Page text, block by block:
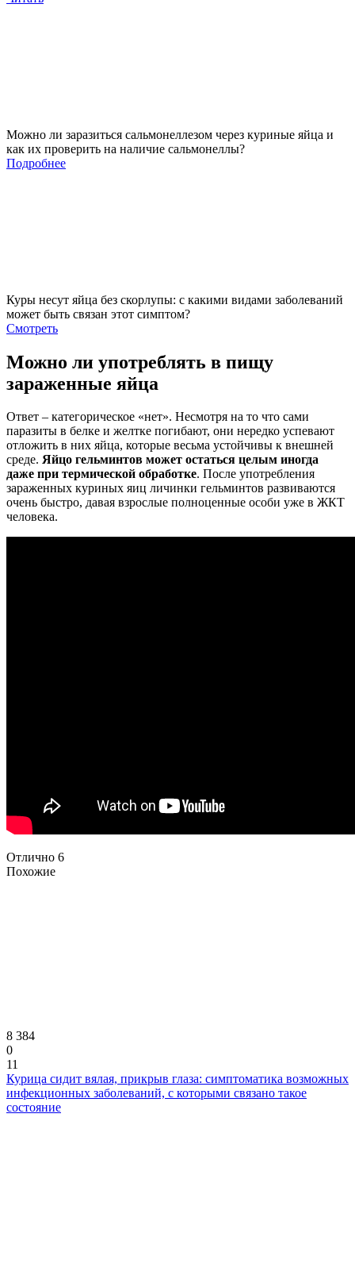
Можно ли заразиться сальмонеллезом через куриные яйца и
как их проверить на наличие сальмонеллы?
Подробнее
Куры несут яйца без скорлупы: с какими видами заболеваний
может быть связан этот симптом?
Смотреть
Можно ли употреблять в пищу
зараженные яйца
Ответ – категорическое «нет». Несмотря на то что сами
паразиты в белке и желтке погибают, они нередко успевают
отложить в них яйца, которые весьма устойчивы к внешней
среде. Яйцо гельминтов может остаться целым иногда
даже при термической обработке. После употребления
зараженных куриных яиц личинки гельминтов развиваются
очень быстро, давая взрослые полноценные особи уже в ЖКТ
человека.
Отлично 6
Похожие
8 384
0
11
Курица сидит вялая, прикрыв глаза: симптоматика возможных
инфекционных заболеваний, с которыми связано такое
состояние